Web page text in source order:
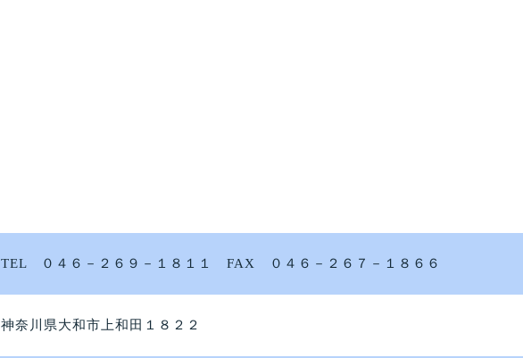
TEL ０４６－２６９－１８１１ FAX ０４６－２６７－１８６６
神奈川県大和市上和田１８２２